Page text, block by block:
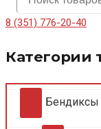
8 (351) 776-20-40
Категории
Бендиксы